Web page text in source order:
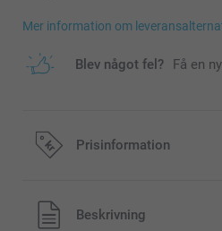
Mer information om
Blev något fel? Få en
Prisinformation
Alla priser är i svenska kronor
exklusive porto.
Beskrivning